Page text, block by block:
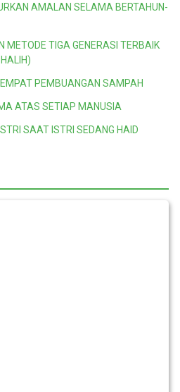
AMALAN SELAMA BERTAHUN-
METODE TIGA GENERASI TERBAIK
PEMBUANGAN SAMPAH
ATAS SETIAP MANUSIA
SAAT ISTRI SEDANG HAID